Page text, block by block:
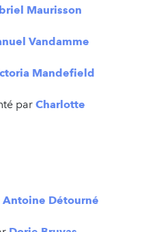
Maurisson
Vandamme
Mandefield
par Charlotte
Antoine Détourné